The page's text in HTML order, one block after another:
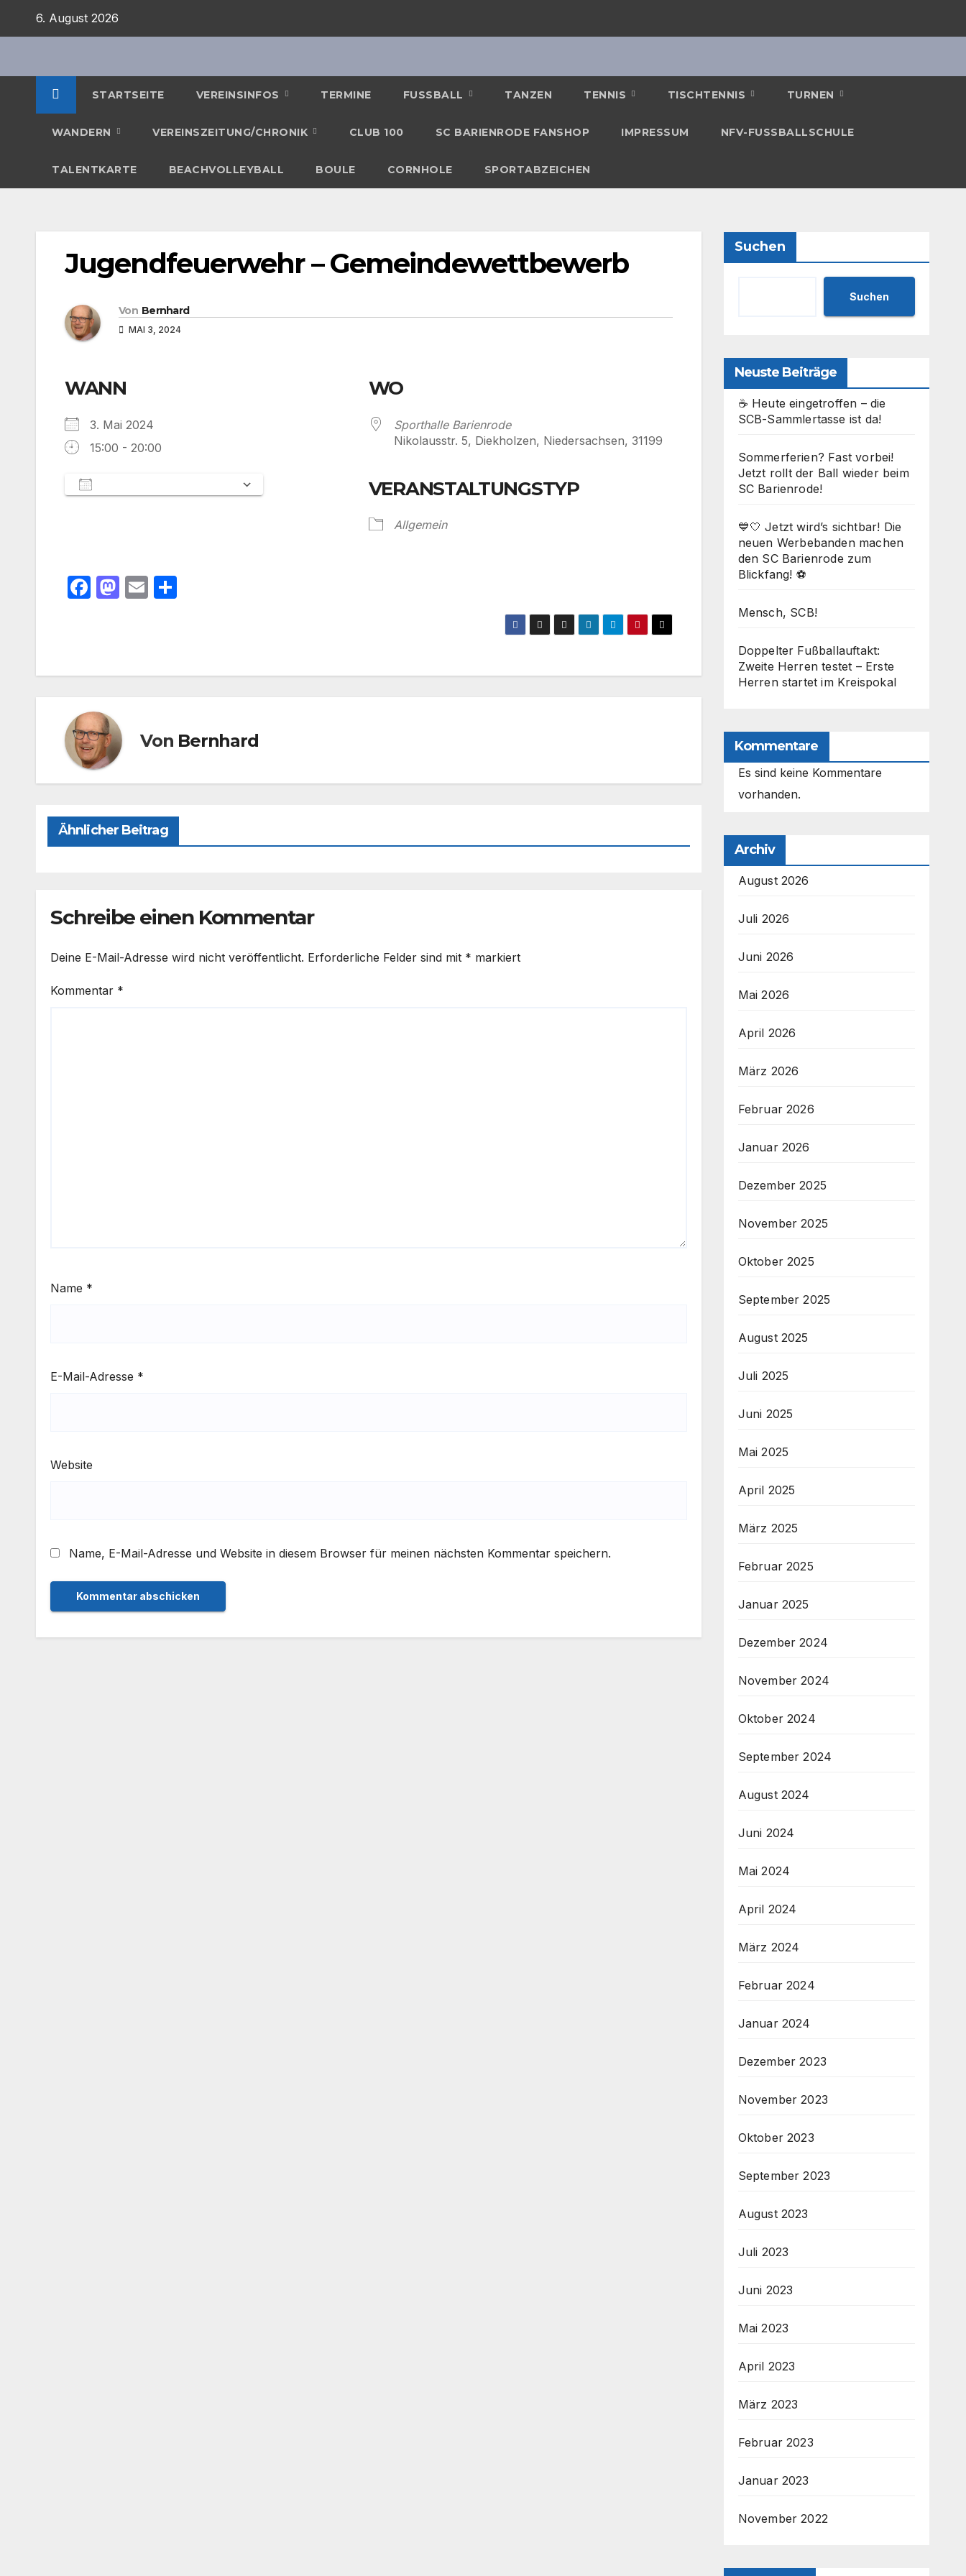
6. August 2026
STARTSEITE VEREINSINFOS TERMINE FUSSBALL TANZEN TENNIS TISCHTENNIS TURNEN
WANDERN VEREINSZEITUNG/CHRONIK CLUB 100 SC BARIENRODE FANSHOP IMPRESSUM NFV-FUSSBALLSCHULE
TALENTKARTE BEACHVOLLEYBALL BOULE CORNHOLE SPORTABZEICHEN
Jugendfeuerwehr – Gemeindewettbewerb
Von Bernhard
MAI 3, 2024
WANN
3. Mai 2024
15:00 - 20:00
WO
Sporthalle Barienrode
Nikolausstr. 5, Diekholzen, Niedersachsen, 31199
VERANSTALTUNGSTYP
Allgemein
F
b
o
k
M
d
n
E
Von Bernhard
Ähnlicher Beitrag
Schreibe einen Kommentar
Deine E-Mail-Adresse wird nicht veröffentlicht. Erforderliche Felder sind mit * markiert
Kommentar *
Name *
E-Mail-Adresse *
Website
Name, E-Mail-Adresse und Website in diesem Browser für meinen nächsten Kommentar speichern.
Suchen
Suchen
Neuste Beiträge
☕ Heute eingetroffen – die
SCB-Sammlertasse ist da!
Sommerferien? Fast vorbei!
Jetzt rollt der Ball wieder beim
SC Barienrode!
💙🤍 Jetzt wird’s sichtbar! Die
neuen Werbebanden machen
den SC Barienrode zum
Blickfang! ⚽
Mensch, SCB!
Doppelter Fußballauftakt:
Zweite Herren testet – Erste
Herren startet im Kreispokal
Kommentare
Es sind keine Kommentare
vorhanden.
Archiv
August 2026
Juli 2026
Juni 2026
Mai 2026
April 2026
März 2026
Februar 2026
Januar 2026
Dezember 2025
November 2025
Oktober 2025
September 2025
August 2025
Juli 2025
Juni 2025
Mai 2025
April 2025
März 2025
Februar 2025
Januar 2025
Dezember 2024
November 2024
Oktober 2024
September 2024
August 2024
Juni 2024
Mai 2024
April 2024
März 2024
Februar 2024
Januar 2024
Dezember 2023
November 2023
Oktober 2023
September 2023
August 2023
Juli 2023
Juni 2023
Mai 2023
April 2023
März 2023
Februar 2023
Januar 2023
November 2022